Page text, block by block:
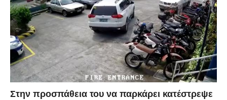
Στην προσπάθεια του να παρκάρει κατέστρεψε